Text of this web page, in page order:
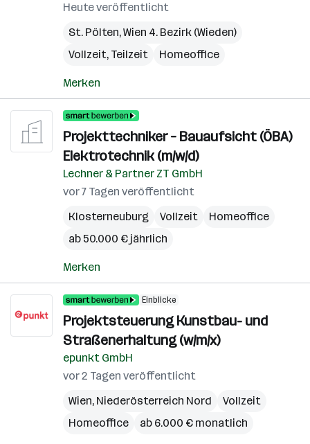
Heute veröffentlicht
St. Pölten,Wien 4. Bezirk (Wieden)
Vollzeit, Teilzeit
Homeoffice
Merken
Projekttechniker – Bauaufsicht (ÖBA)
Elektrotechnik (m/w/d)
Lechner & Partner ZT GmbH
vor 7 Tagen veröffentlicht
Klosterneuburg
Vollzeit
Homeoffice
ab 50.000 € jährlich
Merken
Einblicke
Projektsteuerung Kunstbau- und
Straßenerhaltung (w/m/x)
epunkt GmbH
vor 2 Tagen veröffentlicht
Wien, Niederösterreich Nord
Vollzeit
Homeoffice
ab 6.000 € monatlich